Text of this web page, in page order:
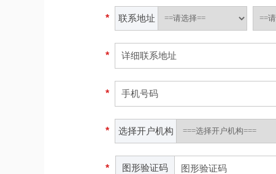
* 联系地址
*
*
* 选择开户机构
* 图形验证码